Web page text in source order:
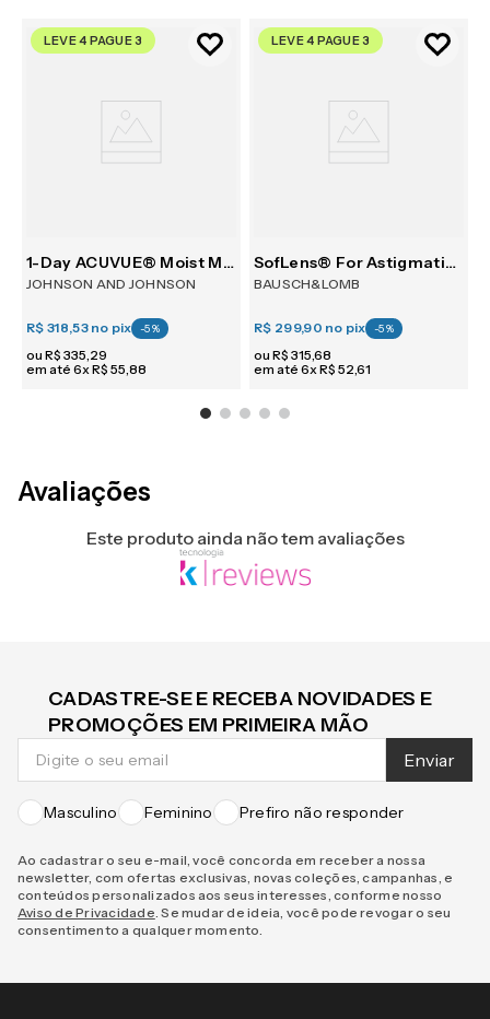
LEVE 4 PAGUE 3
1-Day ACUVUE® Moist Multifocal 30
JOHNSON AND JOHNSON
R$ 318,53 no pix -5%
ou R$ 335,29
em até 6xR$ 55,88
LEVE 4 PAGUE 3
SofLens® For Astigmatism 6
BAUSCH&LOMB
R$ 299,90 no pix -5%
ou R$ 315,68
em até 6xR$ 52,61
Avaliações
Este produto ainda não tem avaliações
CADASTRE-SE E RECEBA NOVIDADES E
PROMOÇÕES EM PRIMEIRA MÃO
Enviar
Masculino Feminino Prefiro não responder
Ao cadastrar o seu e-mail, você concorda em receber a nossa
newsletter, com ofertas exclusivas, novas coleções, campanhas, e
conteúdos personalizados aos seus interesses, conforme nosso
Aviso de Privacidade . Se mudar de ideia, você pode revogar o seu
consentimento a qualquer momento.